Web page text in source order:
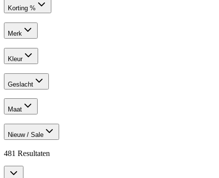
Korting %
Merk
Kleur
Geslacht
Maat
Nieuw / Sale
481 Resultaten